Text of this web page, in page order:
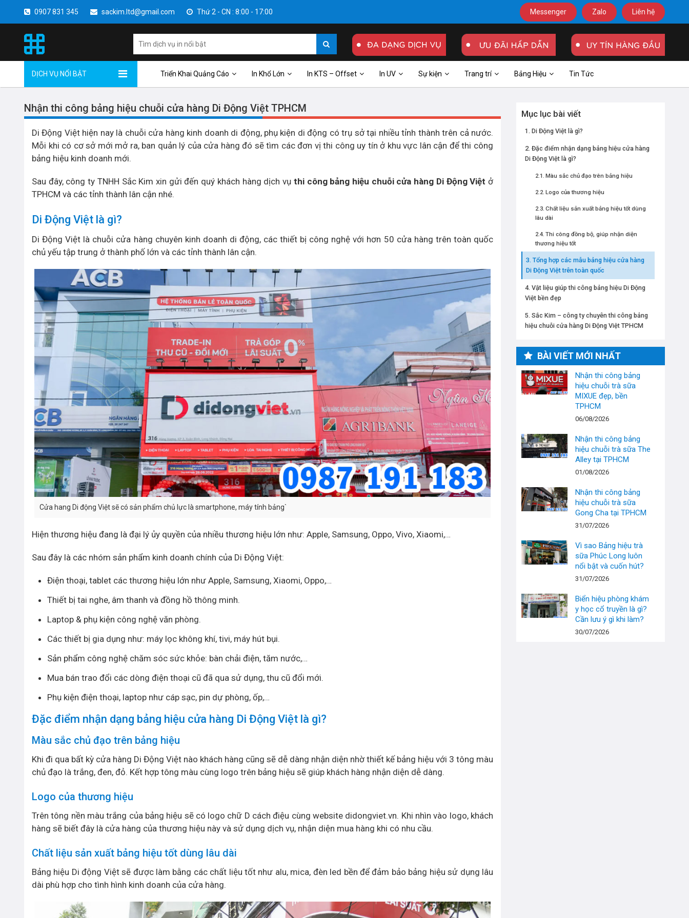
0907 831 345 sackim.ltd@gmail.com Thứ 2 - CN : 8:00 - 17:00 Messenger Zalo Liên hệ
DỊCH VỤ NỔI BẬT Triển Khai Quảng Cáo In Khổ Lớn In KTS – Offset In UV Sự kiện Trang trí Bảng Hiệu Tin Tức
Nhận thi công bảng hiệu chuỗi cửa hàng Di Động Việt TPHCM
Di Động Việt hiện nay là chuỗi cửa hàng kinh doanh di động, phụ kiện di động có trụ sở tại nhiều tỉnh thành trên cả nước.
Mỗi khi có cơ sở mới mở ra, ban quản lý của cửa hàng đó sẽ tìm các đơn vị thi công uy tín ở khu vực lân cận để thi công
bảng hiệu kinh doanh mới.
Sau đây, công ty TNHH Sắc Kim xin gửi đến quý khách hàng dịch vụ thi công bảng hiệu chuỗi cửa hàng Di Động Việt ở
TPHCM và các tỉnh thành lân cận nhé.
Di Động Việt là gì?
Di Động Việt là chuỗi cửa hàng chuyên kinh doanh di động, các thiết bị công nghệ với hơn 50 cửa hàng trên toàn quốc
chủ yếu tập trung ở thành phố lớn và các tỉnh thành lân cận.
Cửa hang Di động Việt sẽ có sản phẩm chủ lực là smartphone, máy tính bảng`
Hiện thương hiệu đang là đại lý ủy quyền của nhiều thương hiệu lớn như: Apple, Samsung, Oppo, Vivo, Xiaomi,…
Sau đây là các nhóm sản phẩm kinh doanh chính của Di Động Việt:
Điện thoại, tablet các thương hiệu lớn như Apple, Samsung, Xiaomi, Oppo,…
Thiết bị tai nghe, âm thanh và đồng hồ thông minh.
Laptop & phụ kiện công nghệ văn phòng.
Các thiết bị gia dụng như: máy lọc không khí, tivi, máy hút bụi.
Sản phẩm công nghệ chăm sóc sức khỏe: bàn chải điện, tăm nước,…
Mua bán trao đổi các dòng điện thoại cũ đã qua sử dụng, thu cũ đổi mới.
Phụ kiện điện thoại, laptop như cáp sạc, pin dự phòng, ốp,…
Đặc điểm nhận dạng bảng hiệu cửa hàng Di Động Việt là gì?
Màu sắc chủ đạo trên bảng hiệu
Khi đi qua bất kỳ cửa hàng Di Động Việt nào khách hàng cũng sẽ dễ dàng nhận diện nhờ thiết kế bảng hiệu với 3 tông màu
chủ đạo là trắng, đen, đỏ. Kết hợp tông màu cùng logo trên bảng hiệu sẽ giúp khách hàng nhận diện dễ dàng.
Logo của thương hiệu
Trên tông nền màu trắng của bảng hiệu sẽ có logo chữ D cách điệu cùng website didongviet.vn. Khi nhìn vào logo, khách
hàng sẽ biết đây là cửa hàng của thương hiệu này và sử dụng dịch vụ, nhận diện mua hàng khi có nhu cầu.
Chất liệu sản xuất bảng hiệu tốt dùng lâu dài
Bảng hiệu Di động Việt sẽ được làm bằng các chất liệu tốt như alu, mica, đèn led bền để đảm bảo bảng hiệu sử dụng lâu
dài phù hợp cho tình hình kinh doanh của cửa hàng.
Mục lục bài viết
Di Động Việt là gì?
Đặc điểm nhận dạng bảng hiệu cửa hàng
Di Động Việt là gì?
Màu sắc chủ đạo trên bảng hiệu
Logo của thương hiệu
Chất liệu sản xuất bảng hiệu tốt dùng
lâu dài
Thi công đồng bộ, giúp nhận diện
thương hiệu tốt
Tổng hợp các mẫu bảng hiệu cửa hàng
Di Động Việt trên toàn quốc
Vật liệu giúp thi công bảng hiệu Di Động
Việt bền đẹp
Sắc Kim – công ty chuyên thi công bảng
hiệu chuỗi cửa hàng Di Động Việt TPHCM
BÀI VIẾT MỚI NHẤT
Nhận thi công bảng
hiệu chuỗi trà sữa
MIXUE đẹp, bền
TPHCM
06/08/2026
Nhận thi công bảng
hiệu chuỗi trà sữa The
Alley tại TPHCM
01/08/2026
Nhận thi công bảng
hiệu chuỗi trà sữa
Gong Cha tại TPHCM
31/07/2026
Vì sao Bảng hiệu trà
sữa Phúc Long luôn
nổi bật và cuốn hút?
31/07/2026
Biển hiệu phòng khám
y học cổ truyền là gì?
Cần lưu ý gì khi làm?
30/07/2026